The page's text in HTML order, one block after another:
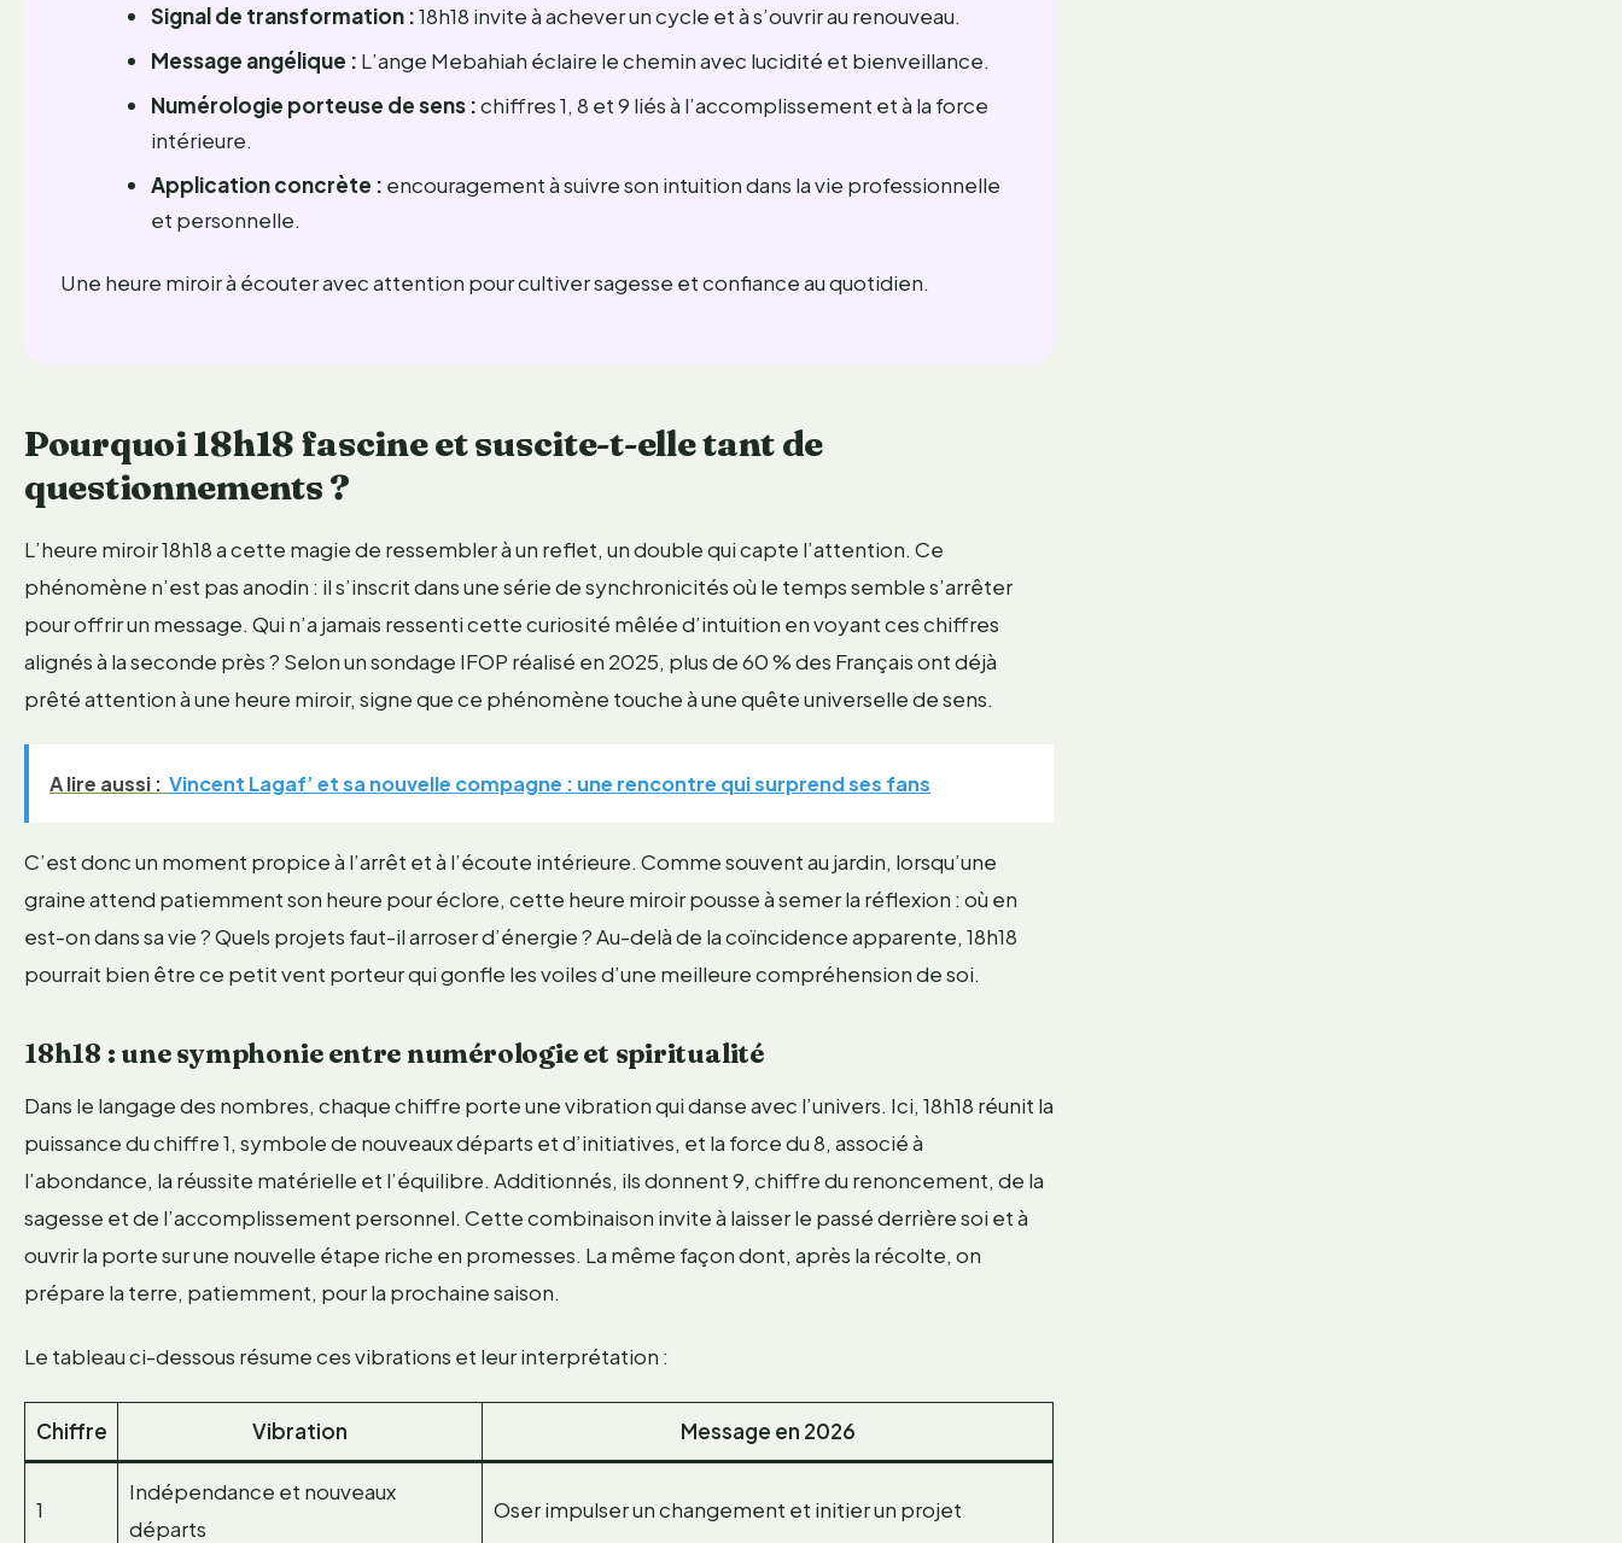
Signal de transformation :18h18 invite à achever un cycle et à s’ouvrir au renouveau.
Message angélique : L’ange Mebahiah éclaire le chemin avec lucidité et bienveillance.
Numérologie porteuse de sens :chiffres 1, 8 et 9 liés à l’accomplissement et à la force
intérieure.
Application concrète : encouragement à suivre son intuition dans la vie professionnelle
et personnelle.
Une heure miroir à écouter avec attention pour cultiver sagesse et confiance au quotidien.
Pourquoi 18h18 fascine et suscite-t-elle tant de
questionnements ?
L’heure miroir 18h18 a cette magie de ressembler à un reflet, un double qui capte l’attention. Ce
phénomène n’est pas anodin : il s’inscrit dans une série de synchronicités où le temps semble s’arrêter
pour offrir un message. Qui n’a jamais ressenti cette curiosité mêlée d’intuition en voyant ces chiffres
alignés à la seconde près ? Selon un sondage IFOP réalisé en 2025, plus de 60 % des Français ont déjà
prêté attention à une heure miroir, signe que ce phénomène touche à une quête universelle de sens.
A lire aussi : Vincent Lagaf’ et sa nouvelle compagne : une rencontre qui surprend ses fans
C’est donc un moment propice à l’arrêt et à l’écoute intérieure. Comme souvent au jardin, lorsqu’une
graine attend patiemment son heure pour éclore, cette heure miroir pousse à semer la réflexion : où en
est-on dans sa vie ? Quels projets faut-il arroser d’énergie ? Au-delà de la coïncidence apparente, 18h18
pourrait bien être ce petit vent porteur qui gonfle les voiles d’une meilleure compréhension de soi.
18h18 : une symphonie entre numérologie et spiritualité
Dans le langage des nombres, chaque chiffre porte une vibration qui danse avec l’univers. Ici, 18h18 réunit la
puissance du chiffre 1, symbole de nouveaux départs et d’initiatives, et la force du 8, associé à
l’abondance, la réussite matérielle et l’équilibre. Additionnés, ils donnent 9, chiffre du renoncement, de la
sagesse et de l’accomplissement personnel. Cette combinaison invite à laisser le passé derrière soi et à
ouvrir la porte sur une nouvelle étape riche en promesses. La même façon dont, après la récolte, on
prépare la terre, patiemment, pour la prochaine saison.
Le tableau ci-dessous résume ces vibrations et leur interprétation :
Chiffre Vibration Message en 2026
1
Indépendance et nouveaux
départs
Oser impulser un changement et initier un projet